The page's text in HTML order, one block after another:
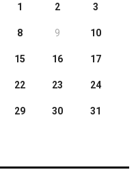
1 2 3
8 9 10
15 16 17
22 23 24
29 30
31